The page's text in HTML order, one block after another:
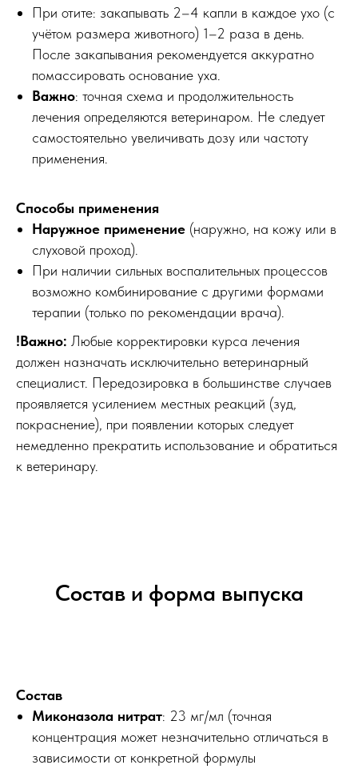
При отите: закапывать 2–4 капли в каждое ухо (с
учётом размера животного) 1–2 раза в день.
После закапывания рекомендуется аккуратно
помассировать основание уха.
Важно: точная схема и продолжительность
лечения определяются ветеринаром. Не следует
самостоятельно увеличивать дозу или частоту
применения.
Способы применения
Наружное применение (наружно, на кожу или в
слуховой проход).
При наличии сильных воспалительных процессов
возможно комбинирование с другими формами
терапии (только по рекомендации врача).
!Важно: Любые корректировки курса лечения
должен назначать исключительно ветеринарный
специалист. Передозировка в большинстве случаев
проявляется усилением местных реакций (зуд,
покраснение), при появлении которых следует
немедленно прекратить использование и обратиться
к ветеринару.
Состав и форма выпуска
Состав
Миконазола нитрат: 23 мг/мл (точная
концентрация может незначительно отличаться в
зависимости от конкретной формулы